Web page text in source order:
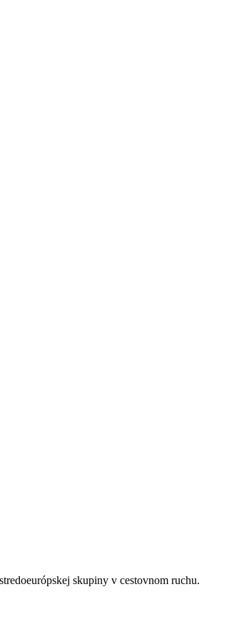
Vás k dispozícii lehátka a slnecníky. Pri bazéne sa
auta až po plánovanie výletov, a odporucí
skupiny v cestovnom ruchu.